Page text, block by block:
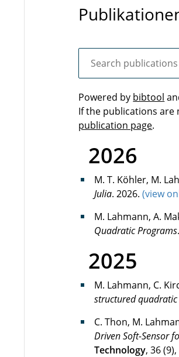
Powered by bibtool
If the publications are
publication page.
2026
M. T. Köhler, M.
Julia. 2026. (view
M. Lahmann, A.
Quadratic Programs.
2025
M. Lahmann, C.
structured
C. Thon, M.
Driven Soft-Sensor
Technology, 36(9),